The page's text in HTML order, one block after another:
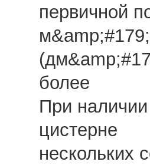
первичной
м&amp;#179;
более
При
цистерне
нескольких